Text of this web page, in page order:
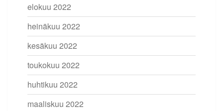
elokuu 2022
heinäkuu 2022
kesäkuu 2022
toukokuu 2022
huhtikuu 2022
maaliskuu 2022